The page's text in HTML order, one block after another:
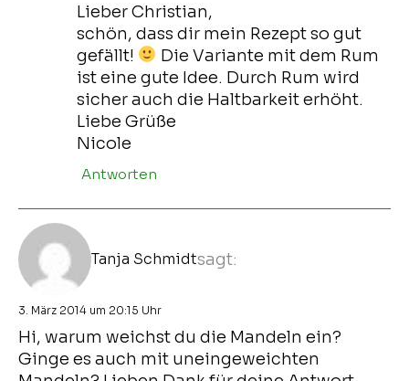
Lieber Christian,
schön, dass dir mein Rezept so gut
gefällt!
Die Variante mit dem Rum
ist eine gute Idee. Durch Rum wird
sicher auch die Haltbarkeit erhöht.
Liebe Grüße
Nicole
Antworten
Tanja Schmidtsagt:
3. März 2014 um 20:15 Uhr
Hi, warum weichst du die Mandeln ein?
Ginge es auch mit uneingeweichten